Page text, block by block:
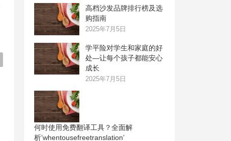
高档沙发品牌排行榜及选
购指南
2025年7月5日
学平险对学生和家庭的好
处—让每个孩子都能安心
成长
2025年7月5日
何时使用免费翻译工具？全面解
析’whentousefreetranslation’